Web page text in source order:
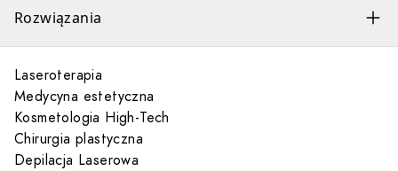
Rozwiązania
Laseroterapia
Medycyna estetyczna
Kosmetologia High-Tech
Chirurgia plastyczna
Depilacja Laserowa